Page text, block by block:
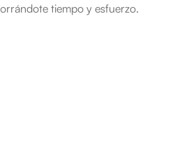
tiempo y esfuerzo.